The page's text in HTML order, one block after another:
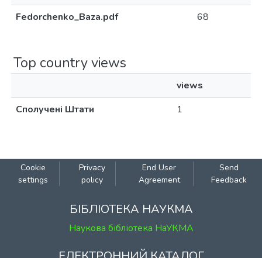
Fedorchenko_Baza.pdf
68
Top country views
views
Сполучені Штати
1
Cookie
settings
Privacy
policy
End User
Agreement
Send
Feedback
БІБЛІОТЕКА НАУКМА
Наукова бібліотека НаУКМА